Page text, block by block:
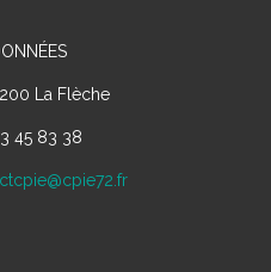
La Flèche
45 83 38